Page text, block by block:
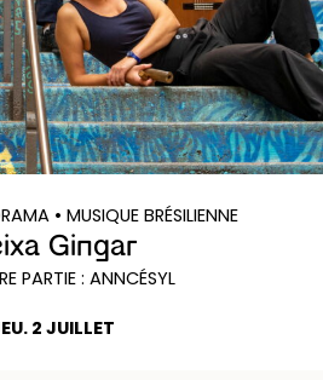
• MUSIQUE BRÉSILIENNE
Gingar
PARTIE : ANNCÉSYL
2 JUILLET